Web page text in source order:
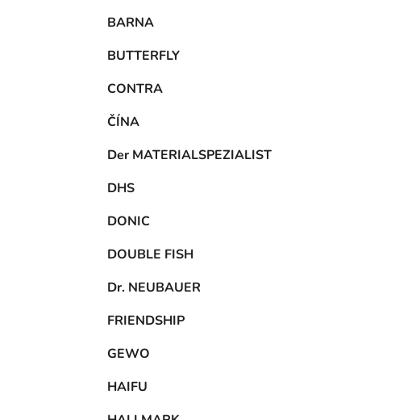
BARNA
BUTTERFLY
CONTRA
ČÍNA
Der MATERIALSPEZIALIST
DHS
DONIC
DOUBLE FISH
Dr. NEUBAUER
FRIENDSHIP
GEWO
HAIFU